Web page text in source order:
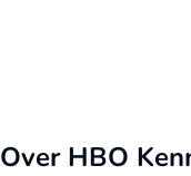
Over HBO